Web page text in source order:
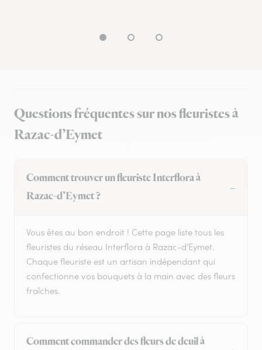
Questions fréquentes sur nos fleuristes à
Razac-d’Eymet
Comment trouver un fleuriste Interflora à
Razac-d’Eymet ?
Vous êtes au bon endroit ! Cette page liste tous les
fleuristes du réseau Interflora à Razac-d’Eymet.
Chaque fleuriste est un artisan indépendant qui
confectionne vos bouquets à la main avec des fleurs
fraîches.
Comment commander des fleurs de deuil à